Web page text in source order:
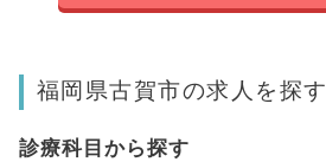
福岡県古賀市の求人を探す
診療科目から探す